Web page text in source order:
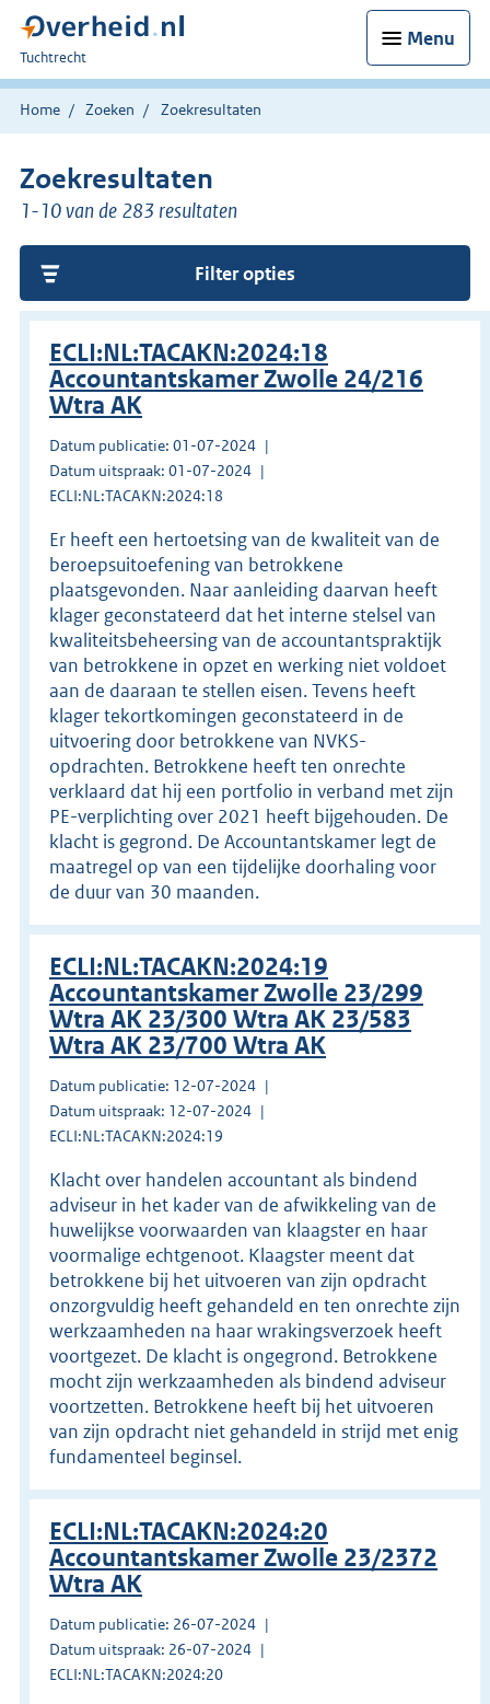
Menu
U
bent
hier:
Tuchtrecht
Home Zoeken Zoekresultaten
Zoekresultaten
1-10 van de 283 resultaten
Filter opties
ECLI:NL:TACAKN:2024:18
Accountantskamer Zwolle 24/216
Wtra AK
Datum publicatie: 01-07-2024
Datum uitspraak: 01-07-2024
ECLI:NL:TACAKN:2024:18
Er heeft een hertoetsing van de kwaliteit van de
beroepsuitoefening van betrokkene
plaatsgevonden. Naar aanleiding daarvan heeft
klager geconstateerd dat het interne stelsel van
kwaliteitsbeheersing van de accountantspraktijk
van betrokkene in opzet en werking niet voldoet
aan de daaraan te stellen eisen. Tevens heeft
klager tekortkomingen geconstateerd in de
uitvoering door betrokkene van NVKS-
opdrachten. Betrokkene heeft ten onrechte
verklaard dat hij een portfolio in verband met zijn
PE-verplichting over 2021 heeft bijgehouden. De
klacht is gegrond. De Accountantskamer legt de
maatregel op van een tijdelijke doorhaling voor
de duur van 30 maanden.
ECLI:NL:TACAKN:2024:19
Accountantskamer Zwolle 23/299
Wtra AK 23/300 Wtra AK 23/583
Wtra AK 23/700 Wtra AK
Datum publicatie: 12-07-2024
Datum uitspraak: 12-07-2024
ECLI:NL:TACAKN:2024:19
Klacht over handelen accountant als bindend
adviseur in het kader van de afwikkeling van de
huwelijkse voorwaarden van klaagster en haar
voormalige echtgenoot. Klaagster meent dat
betrokkene bij het uitvoeren van zijn opdracht
onzorgvuldig heeft gehandeld en ten onrechte zijn
werkzaamheden na haar wrakingsverzoek heeft
voortgezet. De klacht is ongegrond. Betrokkene
mocht zijn werkzaamheden als bindend adviseur
voortzetten. Betrokkene heeft bij het uitvoeren
van zijn opdracht niet gehandeld in strijd met enig
fundamenteel beginsel.
ECLI:NL:TACAKN:2024:20
Accountantskamer Zwolle 23/2372
Wtra AK
Datum publicatie: 26-07-2024
Datum uitspraak: 26-07-2024
ECLI:NL:TACAKN:2024:20